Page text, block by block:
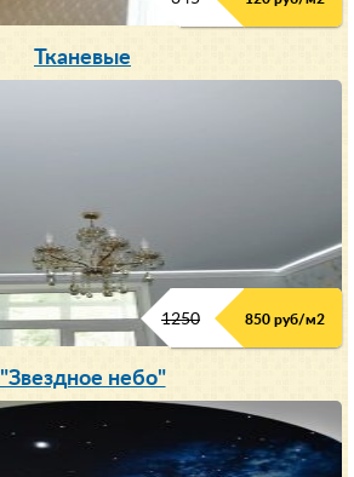
Тканевые
1250 850 руб/м2
"Звездное небо"